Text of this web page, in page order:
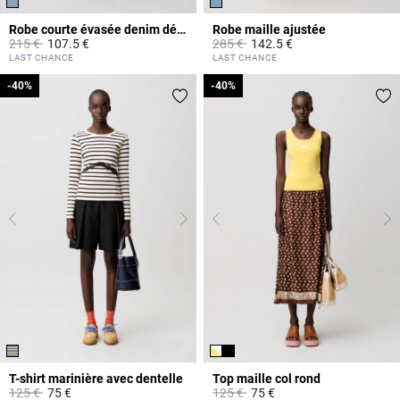
Robe courte évasée denim délavé
Prix réduit à partir de
215 €à107.5 €
4,2 out of 5 Customer Rating
LAST CHANCE
Robe maille ajustée
Prix réduit à partir de
285 €à142.5 €
5 out of 5 Customer Rating
LAST CHANCE
T-shirt marinière avec dentelle
Prix réduit à partir de
125 €à
-40%
75 €
-40%
Top maille col rond
Prix réduit à partir de
125 €à
-40%
75 €
-40%